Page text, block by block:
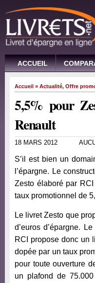
ACCUEIL
Accueil » Actualité, Offre
5,5% pour
Renault
18 MARS 2012
S’il est bien un
l’épargne. Le
Zesto élaboré par
taux promotionnel de
Le livret Zesto que
d’euros d’épargne.
RCI propose donc un
dopée par un taux
pour toute ouverture
un plafond de